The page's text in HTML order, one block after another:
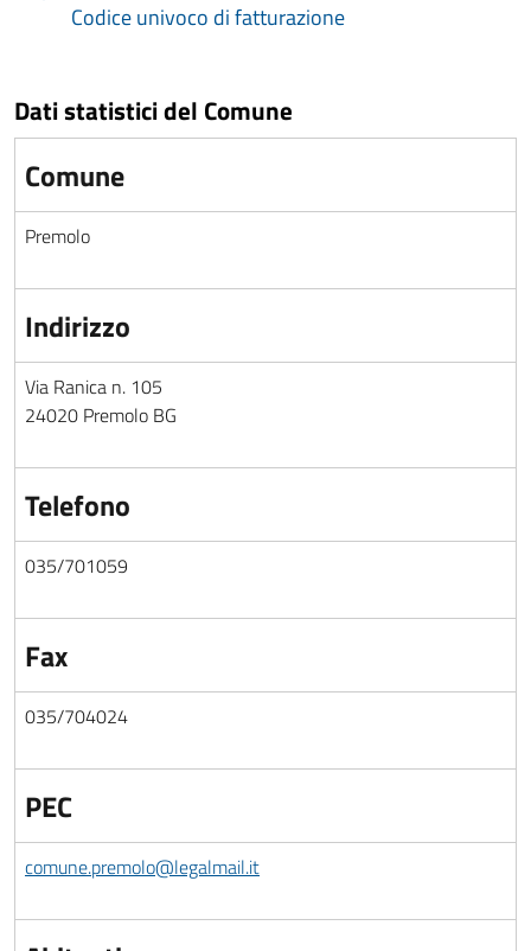
Codice univoco di fatturazione
Dati statistici del Comune
Comune
Premolo
Indirizzo
Via Ranica n. 105
24020 Premolo BG
Telefono
035/701059
Fax
035/704024
PEC
comune.premolo@legalmail.it